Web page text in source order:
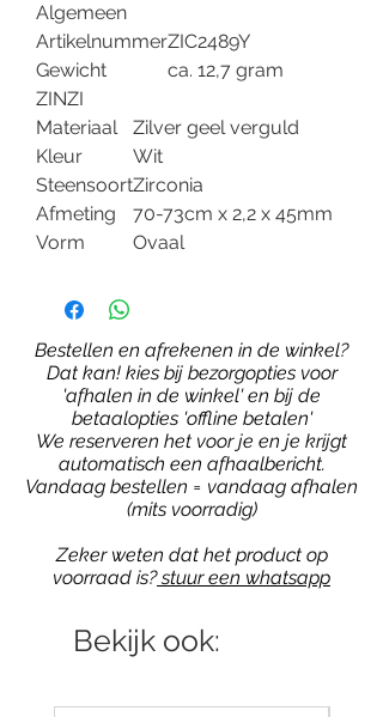
Algemeen
ArtikelnummerZIC2489Y
Gewicht
ca. 12,7 gram
ZINZI
Materiaal
Zilver geel verguld
Kleur
Wit
SteensoortZirconia
Afmeting
70-73cm x 2,2 x 45mm
Vorm
Ovaal
Bestellen en afrekenen in de winkel?
Dat kan! kies bij bezorgopties voor
'afhalen in de winkel' en bij de
betaalopties 'offline betalen'
We reserveren het voor je en je krijgt
automatisch een afhaalbericht.
Vandaag bestellen = vandaag afhalen
(mits voorradig)
Zeker weten dat het product op
voorraad is?stuur een whatsapp
Bekijk ook: